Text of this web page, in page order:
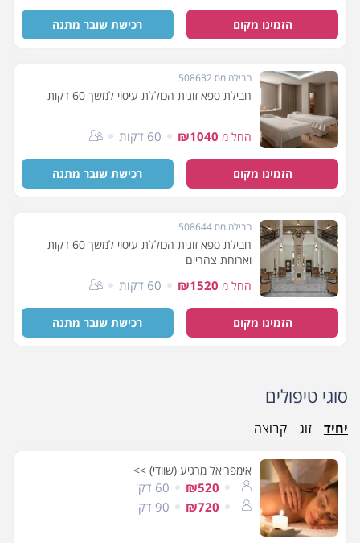
הזמינו מקום רכישת שובר מתנה
חבילה מס 508632
חבילת ספא זוגית הכוללת עיסוי למשך 60 דקות
החל מ ₪1040 60 דקות
הזמינו מקום רכישת שובר מתנה
חבילה מס 508644
חבילת ספא זוגית הכוללת עיסוי למשך 60 דקות
וארוחת צהריים
החל מ ₪1520 60 דקות
הזמינו מקום רכישת שובר מתנה
סוגי טיפולים
יחיד זוג קבוצה
אימפריאל מרגיע (שוודי) >>
₪520
60 דק'
₪720
90 דק'